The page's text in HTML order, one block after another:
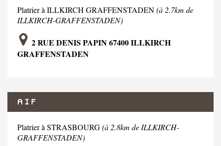
Platrier à ILLKIRCH GRAFFENSTADEN(à 2.7km de
ILLKIRCH-GRAFFENSTADEN)
2 RUE DENIS PAPIN 67400 ILLKIRCH
GRAFFENSTADEN
A I F
Platrier à STRASBOURG(à 2.8km de ILLKIRCH-
GRAFFENSTADEN)